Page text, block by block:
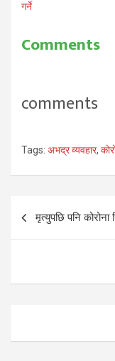
गर्ने
Comments
comments
Tags: अभद्र व्यवहार,
Post
navigation
मृत्युपछि पनि